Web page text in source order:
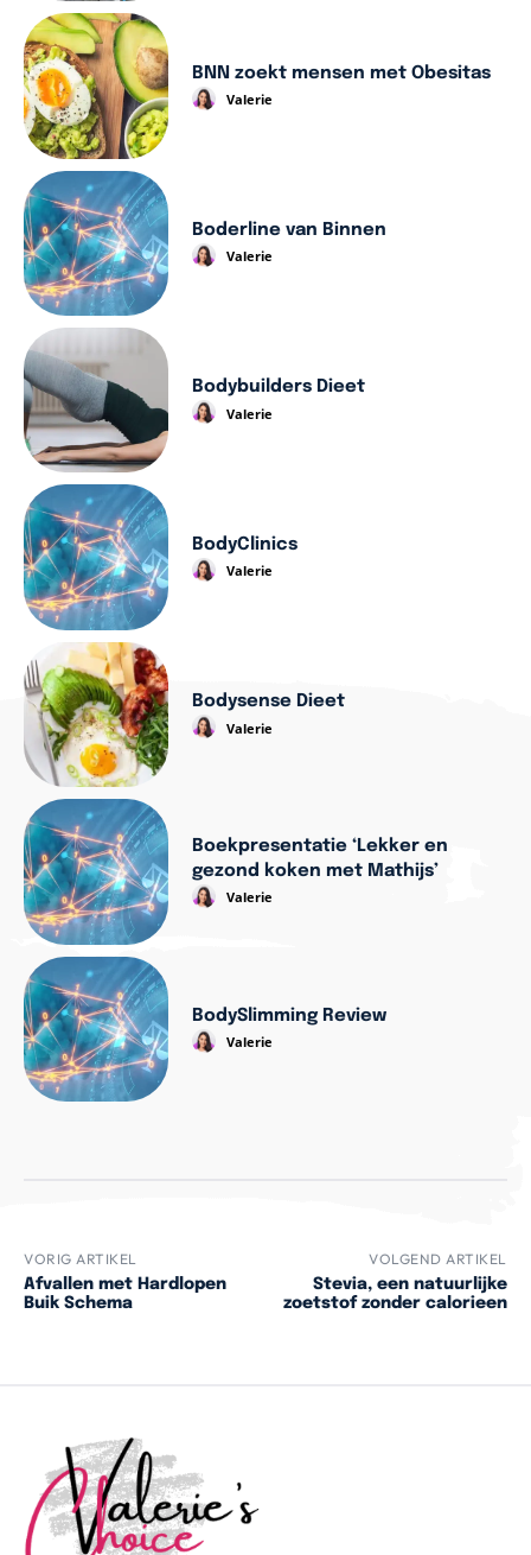
BNN zoekt mensen met Obesitas
Valerie
Boderline van Binnen
Valerie
Bodybuilders Dieet
Valerie
BodyClinics
Valerie
Bodysense Dieet
Valerie
Boekpresentatie ‘Lekker en
gezond koken met Mathijs’
Valerie
BodySlimming Review
Valerie
VORIG ARTIKEL
Afvallen met Hardlopen
Buik Schema
VOLGEND ARTIKEL
Stevia, een natuurlijke
zoetstof zonder calorieen